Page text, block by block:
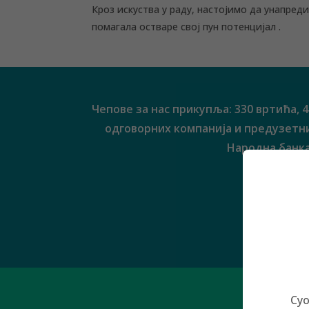
Кроз искуства у раду, настојимо да
помагала остваре свој пун потенцијал .
Чепове за нас прикупља: 330 вртића,
одговорних компанија и
Народна